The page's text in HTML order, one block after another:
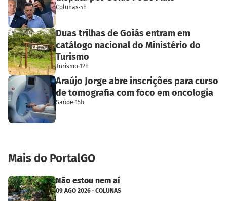
Colunas·5h
Duas trilhas de Goiás entram em
catálogo nacional do Ministério do
Turismo
Turismo·12h
Araújo Jorge abre inscrições para curso
de tomografia com foco em oncologia
Saúde·15h
Mais do PortalGO
Não estou nem aí
09 AGO 2026 · COLUNAS